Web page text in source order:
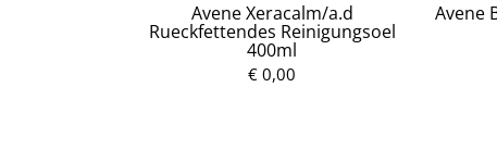
Avene Xeracalm/a.d
Rueckfettendes Reinigungsoel
400ml
€ 0,00
Avene
P
r